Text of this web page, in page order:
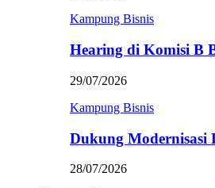
Kampung Bisnis
Hearing di Komisi B
29/07/2026
Kampung Bisnis
Dukung Modernisasi
28/07/2026